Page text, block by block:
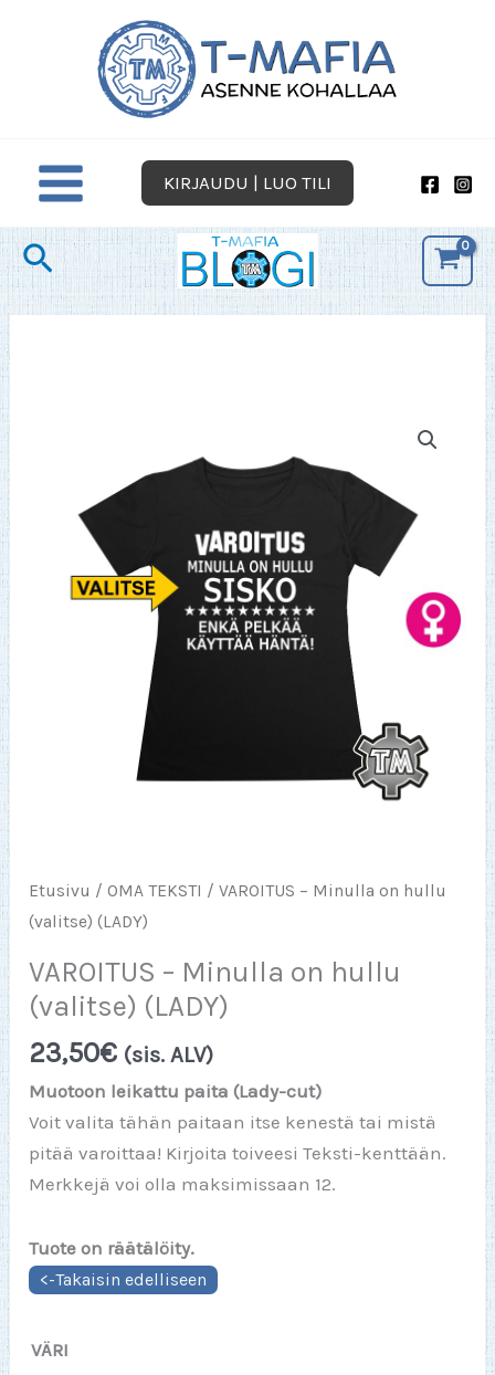
KIRJAUDU | LUO TILI
Hae
Etusivu /OMA TEKSTI / VAROITUS – Minulla on hullu
(valitse) (LADY)
VAROITUS – Minulla on hullu
(valitse) (LADY)
23,50€ (sis. ALV)
Muotoon leikattu paita (Lady-cut)
Voit valita tähän paitaan itse kenestä tai mistä
pitää varoittaa! Kirjoita toiveesi Teksti-kenttään.
Merkkejä voi olla maksimissaan 12.
Tuote on räätälöity.
VÄRI